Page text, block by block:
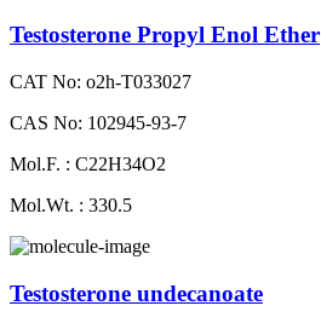
Testosterone Propyl Enol Ether
CAT No: o2h-T033027
CAS No: 102945-93-7
Mol.F. : C22H34O2
Mol.Wt. : 330.5
Testosterone undecanoate